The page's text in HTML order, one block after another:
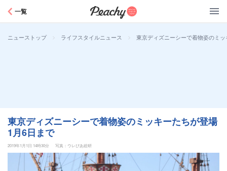
一覧
ニューストップ > ライフスタイルニュース > 東京ディズニーシーで着物姿のミ
東京ディズニーシーで着物姿のミッキーたちが登場
1月6日まで
2019年1月1日 14時30分 写真：ウレぴあ総研